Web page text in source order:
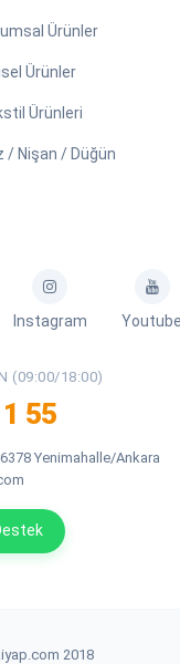
Ürünler
Ürünler
Ürünleri
/ Nişan / Düğün
Instagram
(09:00/18:00)
55
Yenimahalle/Ankara
2018